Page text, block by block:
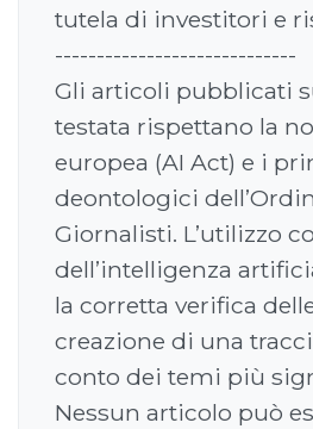
tutela di investitori e
-----------------------------
Gli articoli pubblicati
testata rispettano la
europea (AI Act) e i
deontologici
Giornalisti. L’utilizzo
dell’intelligenza
la corretta verifica
creazione di una
conto dei temi più
Nessun articolo può